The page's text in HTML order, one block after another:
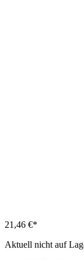
21,46 €*
Aktuell nicht auf